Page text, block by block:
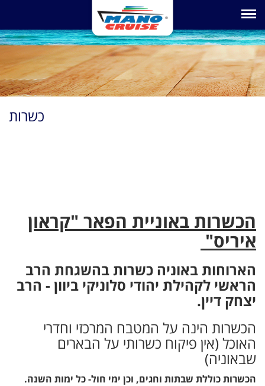
Toggle
כשרות
הכשרות באוניית הפאר "קראון
איריס"
הארוחות באוניה כשרות בהשגחת הרב
הראשי לקהילת יהודי סלוניקי ביוון - הרב
יצחק דיין.
הכשרות הינה על המטבח המרכזי וחדרי
האוכל (אין פיקוח כשרותי על הבארים
שבאוניה)
הכשרות כוללת שבתות וחגים, וכן ימי חול- כל ימות השנה.